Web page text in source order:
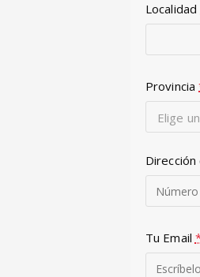
Localidad
Provincia
Elige
Tu Email